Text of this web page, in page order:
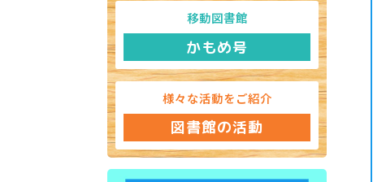
移動図書館
かもめ号
様々な活動をご紹介
図書館の活動